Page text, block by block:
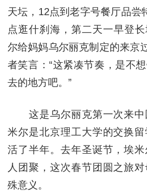
天坛，12点到老字号餐厅品尝
点逛什刹海，第二天一早登
尔给妈妈乌尔丽克制定的来京
者笑言：“这紧凑节奏，是不
去的地方吧。”
这是乌尔丽克第一次来中
米尔是北京理工大学的交换
活了半年。去年圣诞节，埃
人团聚，这次春节团圆之旅
殊意义。